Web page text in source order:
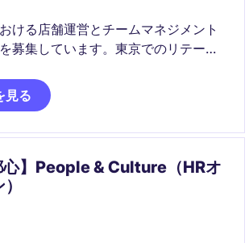
ける店舗運営とチームマネジメント
募集しています。東京でのリテール
を求めています。
見る
心】People & Culture（HRオ